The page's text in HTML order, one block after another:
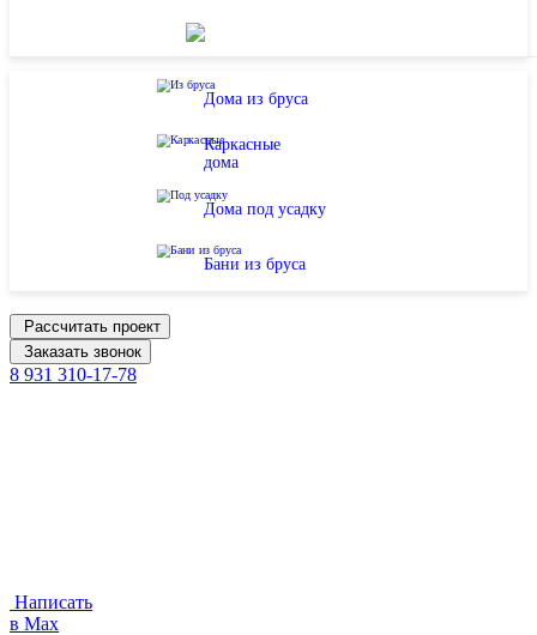
Дома из бруса
Каркасные
дома
Дома под усадку
Бани из бруса
Рассчитать проект
Заказать звонок
8 931 310-17-78
Написать
в Max